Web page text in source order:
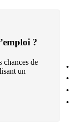
?
chances de
un